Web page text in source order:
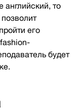
английский, то
его
будет